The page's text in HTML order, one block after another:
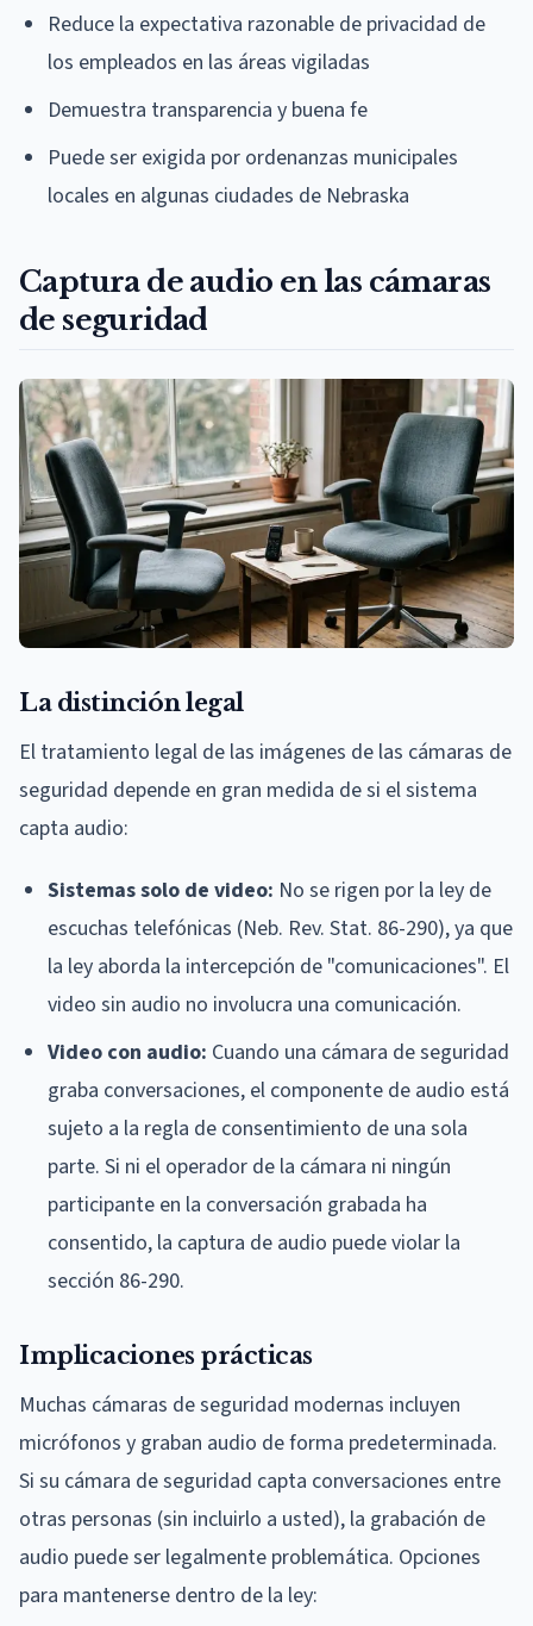
Reduce la expectativa razonable de privacidad de
los empleados en las áreas vigiladas
Demuestra transparencia y buena fe
Puede ser exigida por ordenanzas municipales
locales en algunas ciudades de Nebraska
Captura de audio en las cámaras
de seguridad
La distinción legal
El tratamiento legal de las imágenes de las cámaras de
seguridad depende en gran medida de si el sistema
capta audio:
Sistemas solo de video: No se rigen por la ley de
escuchas telefónicas (Neb. Rev. Stat. 86-290), ya que
la ley aborda la intercepción de "comunicaciones". El
video sin audio no involucra una comunicación.
Video con audio: Cuando una cámara de seguridad
graba conversaciones, el componente de audio está
sujeto a la regla de consentimiento de una sola
parte. Si ni el operador de la cámara ni ningún
participante en la conversación grabada ha
consentido, la captura de audio puede violar la
sección 86-290.
Implicaciones prácticas
Muchas cámaras de seguridad modernas incluyen
micrófonos y graban audio de forma predeterminada.
Si su cámara de seguridad capta conversaciones entre
otras personas (sin incluirlo a usted), la grabación de
audio puede ser legalmente problemática. Opciones
para mantenerse dentro de la ley: